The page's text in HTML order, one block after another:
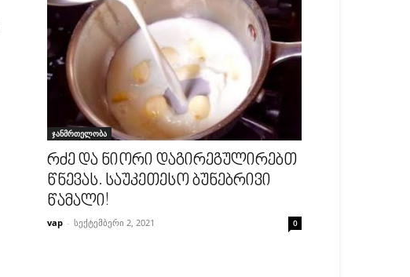
ჯანმრთელობა
რძე და ნიორი დაგირეგულირებთ
წნევას. საუკეთესო ბუნებრივი
წამალი!
vap - სექტემბერი 2, 2021 0